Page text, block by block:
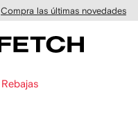
Compra las últimas novedades
Rebajas